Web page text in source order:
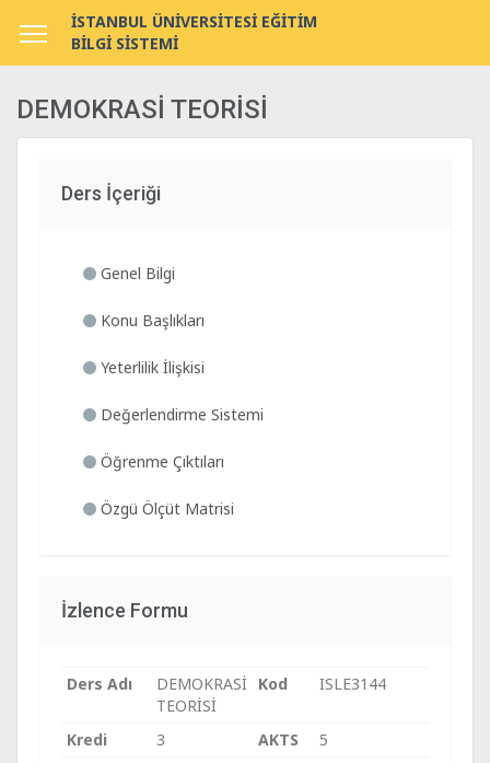
İSTANBUL ÜNİVERSİTESİ EĞİTİM
BİLGİ SİSTEMİ
DEMOKRASİ TEORİSİ
Ders İçeriği
Genel Bilgi
Konu Başlıkları
Yeterlilik İlişkisi
Değerlendirme Sistemi
Öğrenme Çıktıları
Özgü Ölçüt Matrisi
İzlence Formu
Ders Adı
DEMOKRASİ
TEORİSİ
Kod ISLE3144
Kredi 3 AKTS
5